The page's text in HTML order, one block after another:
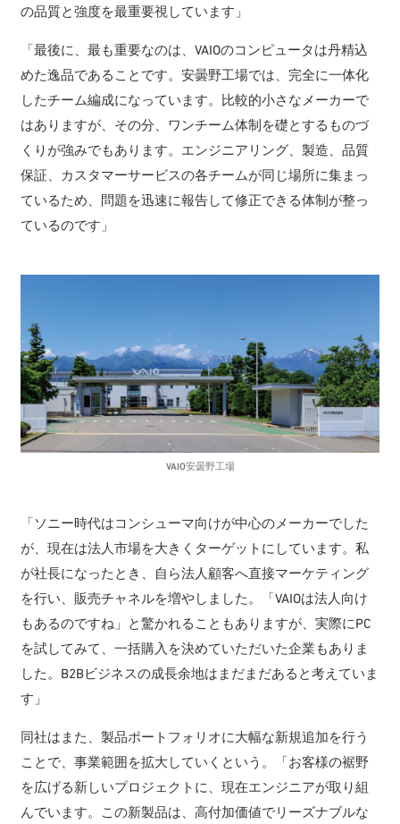
の品質と強度を最重要視しています」
「最後に、最も重要なのは、VAIOのコンピュータは丹精込
めた逸品であることです。安曇野工場では、完全に一体化
したチーム編成になっています。比較的小さなメーカーで
はありますが、その分、ワンチーム体制を礎とするものづ
くりが強みでもあります。エンジニアリング、製造、品質
保証、カスタマーサービスの各チームが同じ場所に集まっ
ているため、問題を迅速に報告して修正できる体制が整っ
ているのです」
VAIO安曇野工場
「ソニー時代はコンシューマ向けが中心のメーカーでした
が、現在は法人市場を大きくターゲットにしています。私
が社長になったとき、自ら法人顧客へ直接マーケティング
を行い、販売チャネルを増やしました。「VAIOは法人向け
もあるのですね」と驚かれることもありますが、実際にPC
を試してみて、一括購入を決めていただいた企業もありま
した。B2Bビジネスの成長余地はまだまだあると考えていま
す」
同社はまた、製品ポートフォリオに大幅な新規追加を行う
ことで、事業範囲を拡大していくという。「お客様の裾野
を広げる新しいプロジェクトに、現在エンジニアが取り組
んでいます。この新製品は、高付加価値でリーズナブルな